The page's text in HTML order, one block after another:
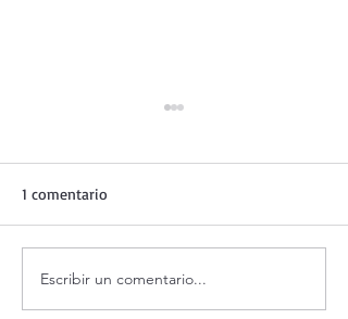
Oración de la mañana. 5 de
agosto.
1 comentario
Escribir un comentario...